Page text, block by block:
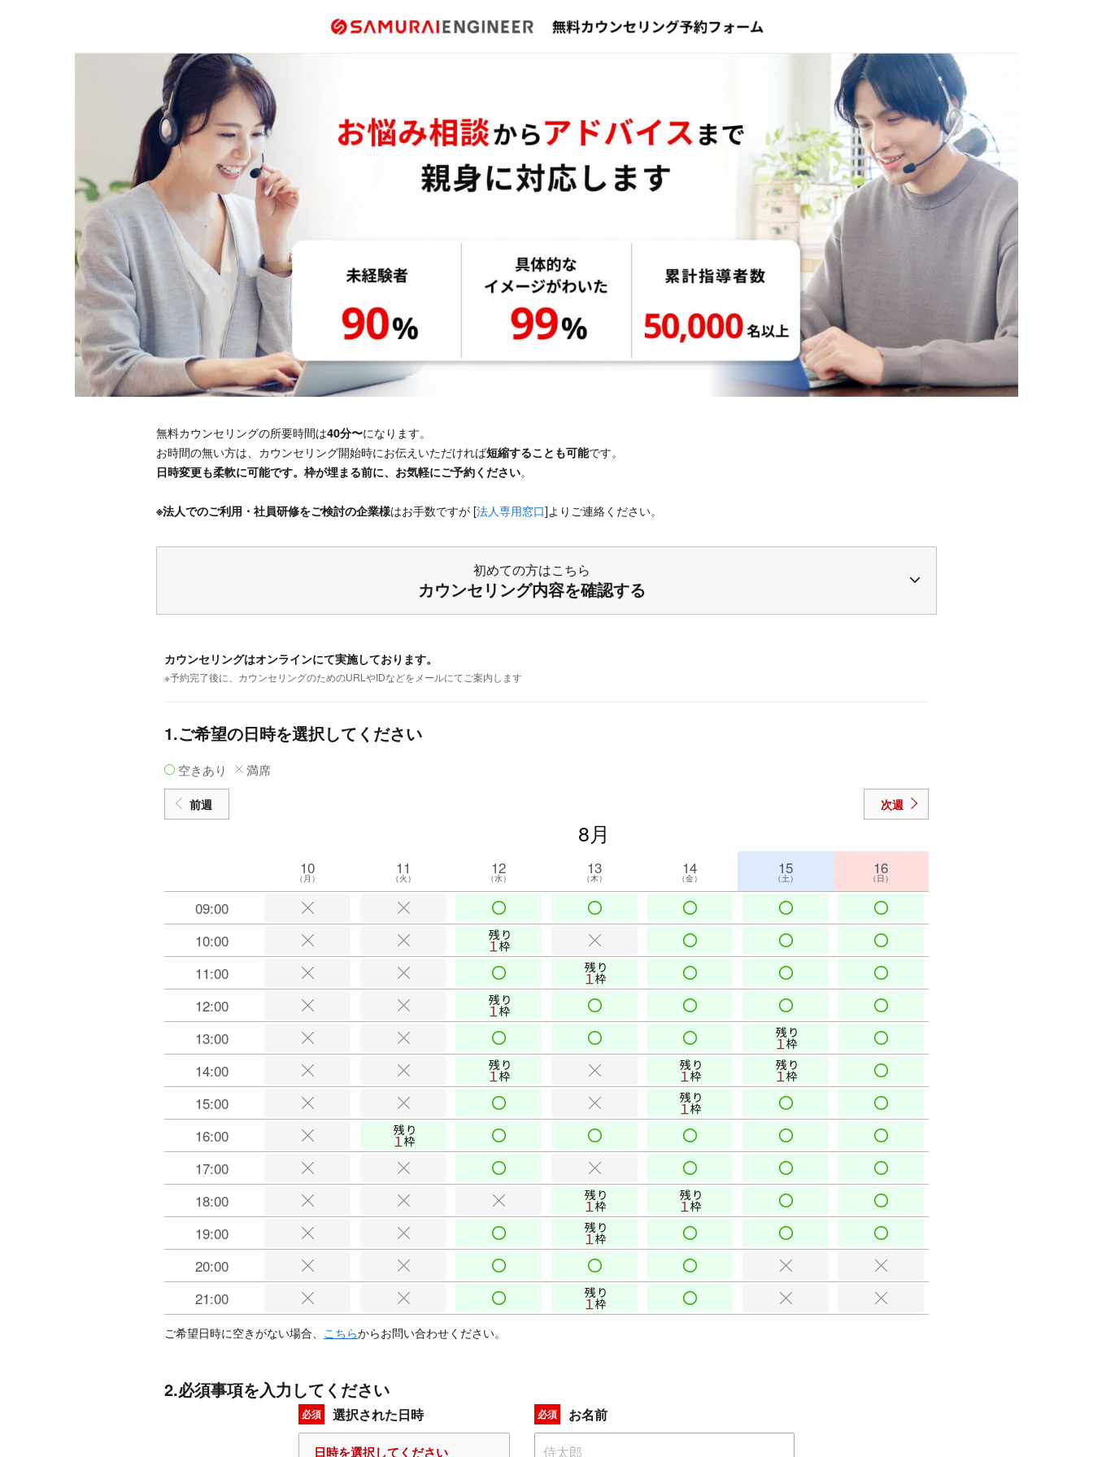
無料カウンセリングの所要時間は40分〜になります。
お時間の無い方は、カウンセリング開始時にお伝えいただければ短縮することも可能です。
日時変更も柔軟に可能です。枠が埋まる前に、お気軽にご予約ください。
※法人でのご利用・社員研修をご検討の企業様はお手数ですが [法人専用窓口]よりご連絡ください。
初めての方はこちら
カウンセリング内容を確認する
カウンセリングはオンラインにて実施しております。
※予約完了後に、カウンセリングのためのURLやIDなどをメールにてご案内します
1.ご希望の日時を選択してください
空きあり 満席
前週 次週
09:00
10:00
11:00
12:00
13:00
14:00
15:00
16:00
17:00
18:00
19:00
20:00
21:00
8月
10
（月）
11
（火）
12
（水）
13
（木）
14
（金）
15
（土）
16
（日）
ご希望日時に空きがない場合、 こちらからお問い合わせください。
2.必須事項を入力してください
必須 選択された日時
日時を選択してください
必須 お名前